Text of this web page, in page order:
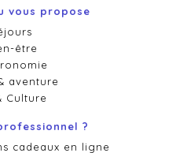
vous propose
être
aventure
Culture
?
cadeaux en ligne